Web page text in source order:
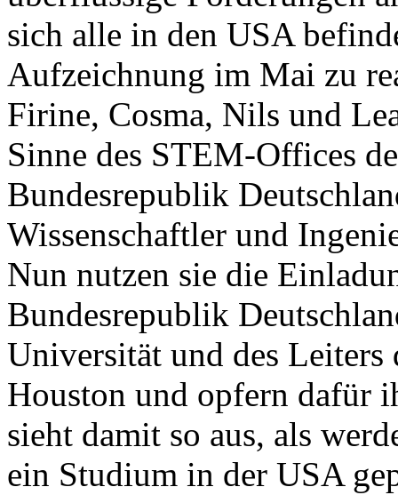
sich alle in den USA
Aufzeichnung im Mai zu
Firine, Cosma, Nils und
Sinne des STEM-Offices
Bundesrepublik
Wissenschaftler und
Nun nutzen sie die
Bundesrepublik
Universität und des Leiters
Houston und opfern dafür
sieht damit so aus, als
ein Studium in der USA